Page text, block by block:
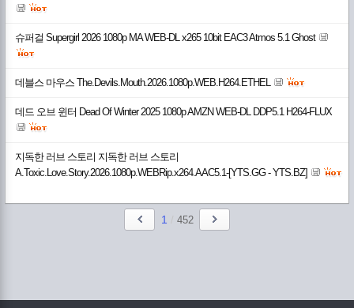
슈퍼걸 Supergirl 2026 1080p MA WEB-DL x265 10bit EAC3 Atmos 5.1 Ghost
데블스 마우스 The.Devils.Mouth.2026.1080p.WEB.H264.ETHEL
데드 오브 윈터 Dead Of Winter 2025 1080p AMZN WEB-DL DDP5.1 H264-FLUX
지독한 러브 스토리 지독한 러브 스토리
A.Toxic.Love.Story.2026.1080p.WEBRip.x264.AAC5.1-[YTS.GG - YTS.BZ]
1 452